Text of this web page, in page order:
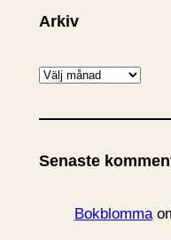
Arkiv
A
k
v
Senaste
Bokblomma